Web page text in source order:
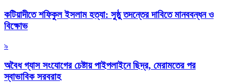
কটিয়াদীতে শফিকুল ইসলাম হত্যা: সুষ্ঠু তদন্তের দাবিতে মানববন্ধন ও
বিক্ষোভ
৯
অবৈধ গ্যাস সংযোগের চেষ্টায় পাইপলাইনে ছিদ্র, মেরামতের পর
স্বাভাবিক সরবরাহ